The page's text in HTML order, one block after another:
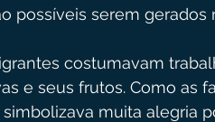
possíveis serem gerados
costumavam
e seus frutos. Como as
muita alegria